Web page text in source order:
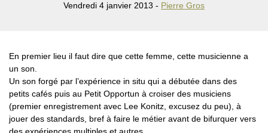
Vendredi 4 janvier 2013 - Pierre Gros
En premier lieu il faut dire que cette femme, cette musicienne a
un son.
Un son forgé par l’expérience in situ qui a débutée dans des
petits cafés puis au Petit Opportun à croiser des musiciens
(premier enregistrement avec Lee Konitz, excusez du peu), à
jouer des standards, bref à faire le métier avant de bifurquer vers